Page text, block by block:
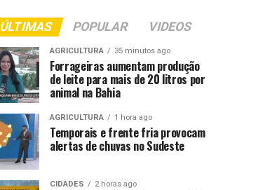
ÚLTIMAS POPULAR VIDEOS
AGRICULTURA 35 minutos ago
Forrageiras aumentam produção
de leite para mais de 20 litros por
animal na Bahia
AGRICULTURA 1 hora ago
Temporais e frente fria provocam
alertas de chuvas no Sudeste
CIDADES 2 horas ago